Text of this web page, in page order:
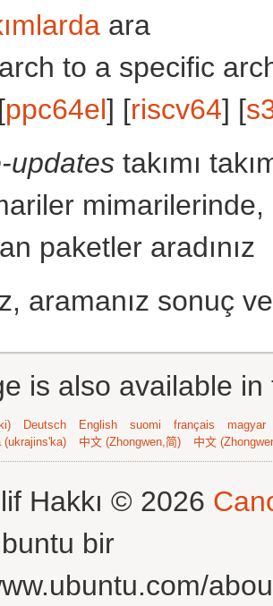
ara
to a specific
ppc64el] [riscv64] [
updates takımı
paketler aradınız
aramanız sonuç
is also available
Deutsch English suomi français
magyar
(ukrajins'ka) 中文 (Zhongwen,简) 中文
Hakkı © 2026
bir